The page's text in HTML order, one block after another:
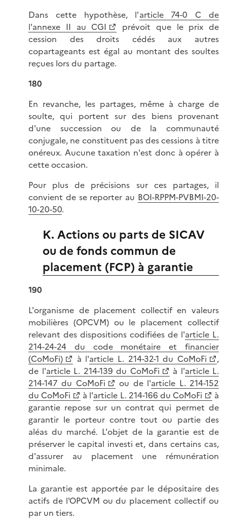
Dans cette hypothèse, l'article 74-0 C de
l'annexe II au CGI
prévoit que le prix de
cession des droits cédés aux autres
copartageants est égal au montant des soultes
reçues lors du partage.
180
En revanche, les partages, même à charge de
soulte, qui portent sur des biens provenant
d'une succession ou de la communauté
conjugale, ne constituent pas des cessions à titre
onéreux. Aucune taxation n'est donc à opérer à
cette occasion.
Pour plus de précisions sur ces partages, il
convient de se reporter au BOI-RPPM-PVBMI-20-
10-20-50.
K. Actions ou parts de SICAV
ou de fonds commun de
placement (FCP) à garantie
190
L'organisme de placement collectif en valeurs
mobilières (OPCVM) ou le placement collectif
relevant des dispositions codifiées de l'article L.
214-24-24 du code monétaire et financier
(CoMoFi)
à l'article L. 214-32-1 du CoMoFi
,
de l'article L. 214-139 du CoMoFi à l'article L.
214-147 du CoMoFi
ou de l'article L. 214-152
du CoMoFi
à l'article L. 214-166 du CoMoFi
à
garantie repose sur un contrat qui permet de
garantir le porteur contre tout ou partie des
aléas du marché. L'objet de la garantie est de
préserver le capital investi et, dans certains cas,
d'assurer au placement une rémunération
minimale.
La garantie est apportée par le dépositaire des
actifs de l'OPCVM ou du placement collectif ou
par un tiers.